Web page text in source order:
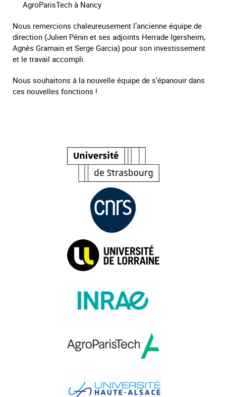
AgroParisTech à Nancy
Nous remercions chaleureusement l’ancienne équipe de
direction (Julien Pénin et ses adjoints Herrade Igersheim,
Agnès Gramain et Serge Garcia) pour son investissement
et le travail accompli.
Nous souhaitons à la nouvelle équipe de s’épanouir dans
ces nouvelles fonctions !